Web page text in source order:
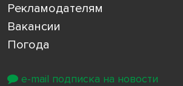
Рекламодателям
Вакансии
Погода
e-mail подписка на новости